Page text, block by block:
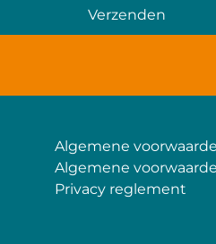
Algemene
Algemene
Privacy reglement